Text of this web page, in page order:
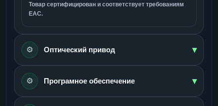
Товар сертифицирован и соответствует требованиям
ЕАС.
⚙️ Оптический привод ▾
⚙️ Програмное обеспечение ▾